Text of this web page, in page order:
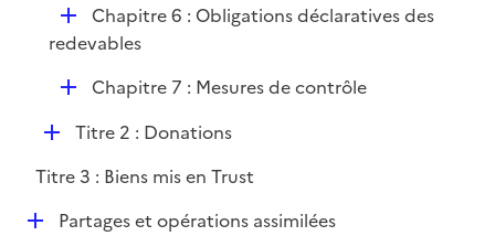
e
l
r
D
é
i
e
r
Chapitre 6 : Obligations déclaratives des
redevables
D
p
l
i
e
Chapitre 7 : Mesures de contrôle
D
p
l
Titre 2 : Donations
Titre 3 : Biens mis en Trust
DPartages et opérations assimilées